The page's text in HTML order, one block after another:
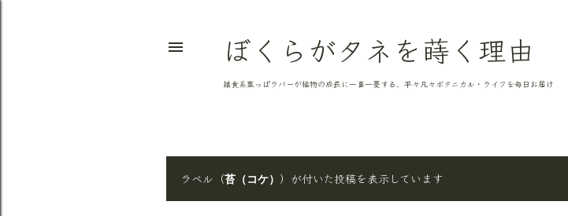
ぼくらがタネを蒔く理由
雑食系葉っぱラバーが植物の成長に一喜一憂する、平々凡々ボタニカル・ライフを毎日お届け
投ラベル（苔（コケ） ）が付いた投稿を表示しています